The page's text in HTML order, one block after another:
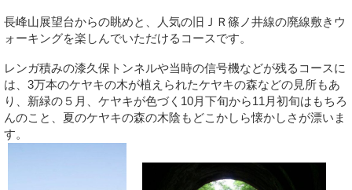
長峰山展望台からの眺めと、人気の旧ＪＲ篠ノ井線の廃線敷きウ
ォーキングを楽しんでいただけるコースです。
レンガ積みの漆久保トンネルや当時の信号機などが残るコースに
は、3万本のケヤキの木が植えられたケヤキの森などの見所もあ
り、新緑の５月、ケヤキが色づく10月下旬から11月初旬はもちろ
んのこと、夏のケヤキの森の木陰もどこかしら懐かしさが漂いま
す。